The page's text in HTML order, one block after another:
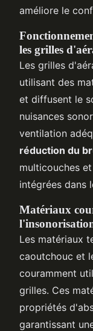
améliore le
les grilles
Les grilles
utilisant des
et diffusent le
nuisances
ventilation
réduction du
multicouches
intégrées dans
Matériaux
Les matériaux
caoutchouc et
couramment
grilles. Ces
propriétés
garantissant